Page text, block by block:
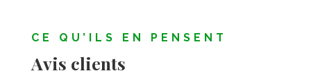
CE QU’ILS EN PENSENT
Avis clients